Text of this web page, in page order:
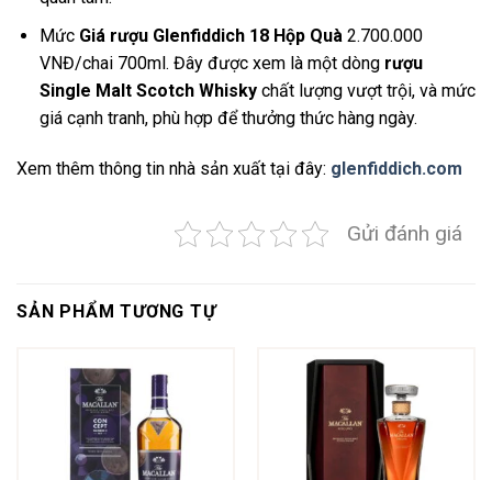
Mức Giá rượu Glenfiddich 18 Hộp Quà 2.700.000
VNĐ/chai 700ml. Đây được xem là một dòng rượu
Single Malt Scotch Whiskychất lượng vượt trội, và mức
giá cạnh tranh, phù hợp để thưởng thức hàng ngày.
Xem thêm thông tin nhà sản xuất tại đây: glenfiddich.com
Gửi đánh giá
SẢN PHẨM TƯƠNG TỰ